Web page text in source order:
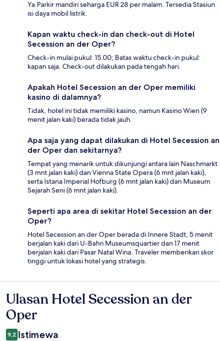
Ya.Parkir mandiri seharga EUR 28 per malam. Tersedia Stasiun
isi daya mobil listrik.
Kapan waktu check-in dan check-out di Hotel
Secession an der Oper?
Check-in mulai pukul: 15.00; Batas waktu check-in pukul:
kapan saja. Check-out dilakukan pada tengah hari.
Apakah Hotel Secession an der Oper memiliki
kasino di dalamnya?
Tidak, hotel ini tidak memiliki kasino, namun Kasino Wien (9
menit jalan kaki) berada tidak jauh.
Apa saja yang dapat dilakukan di Hotel Secession an
der Oper dan sekitarnya?
Tempat yang menarik untuk dikunjungi antara lain Naschmarkt
(3 mnt jalan kaki) dan Vienna State Opera (6 mnt jalan kaki),
serta Istana Imperial Hofburg (6 mnt jalan kaki) dan Museum
Sejarah Seni (6 mnt jalan kaki).
Seperti apa area di sekitar Hotel Secession an der
Oper?
Hotel Secession an der Oper berada di Innere Stadt, 5 menit
berjalan kaki dari U-Bahn Museumsquartier dan 17 menit
berjalan kaki dari Pasar Natal Wina. Traveler memberikan skor
tinggi untuk lokasi hotel yang strategis.
Ulasan
Ulasan Hotel Secession an der
Oper
9,2 Istimewa